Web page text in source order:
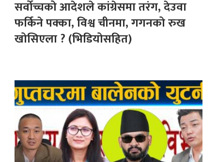
सर्वोच्चको आदेशले कांग्रेसमा तरंग, देउवा
फर्किने पक्का, विश्व चीनमा, गगनको रुख
खोसिएला ? (भिडियोसहित)